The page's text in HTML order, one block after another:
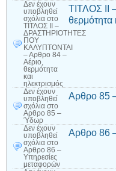
Δεν έχουν
υποβληθεί
σχόλια στο
ΤΙΤΛΟΣ ΙΙ –
ΔΡΑΣΤΗΡΙΟΤΗΤΕΣ
ΠΟΥ
ΚΑΛΥΠΤΟΝΤΑΙ
– Αρθρο 84 –
Αέριο,
θερμότητα
και
ηλεκτρισμός
ΤΙΤΛΟΣ
θερμότητα
Δεν έχουν
υποβληθεί
σχόλια στο
Αρθρο 85 –
Ύδωρ
Αρθρο 85
Δεν έχουν
υποβληθεί
σχόλια στο
Αρθρο 86 –
Υπηρεσίες
μεταφορών
Αρθρο 86